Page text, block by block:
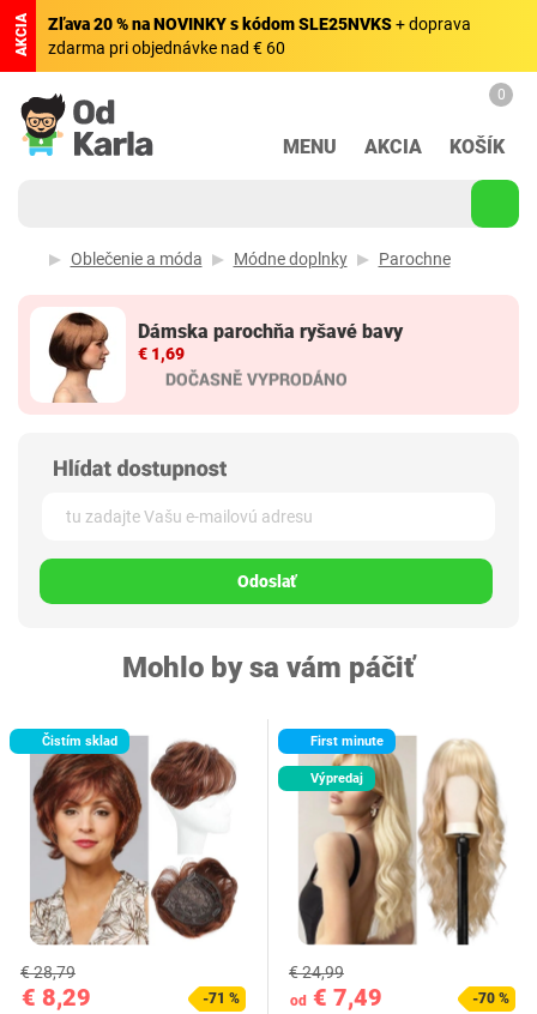
AKCIA Zľava 20 % na NOVINKY s kódom SLE25NVKS+ doprava
zdarma pri objednávke nad € 60
MENU AKCIA
0
KOŠÍK
Oblečenie a móda Módne doplnky Parochne
Dámska parochňa ryšavé bavy
€ 1,69
Odoslať
Mohlo by sa vám páčiť
Čistím sklad
€ 8,29
€ 28,79
-71 %
First minute
Výpredaj
od € 7,49
€ 24,99
-70 %